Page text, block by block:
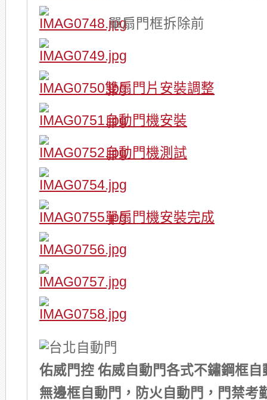
單扇門框拆除前
雙扇門片安裝調整
自動門機安裝
自動門機測試
單扇門機安裝完成
佑威門控 佑威自動門各式不鏽鋼框
無邊框自動門，防火自動門，門禁考